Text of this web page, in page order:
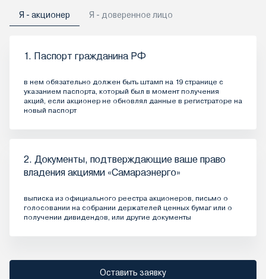
Я - акционер Я - доверенное лицо
1. Паспорт гражданина РФ
в нем обязательно должен быть штамп на 19 странице с
указанием паспорта, который был в момент получения
акций, если акционер не обновлял данные в регистраторе на
новый паспорт
2. Документы, подтверждающие ваше право
владения акциями «Самараэнерго»
выписка из официального реестра акционеров, письмо о
голосовании на собрании держателей ценных бумаг или о
получении дивидендов, или другие документы
Оставить заявку